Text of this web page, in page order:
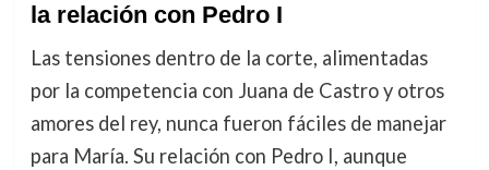
la relación con Pedro I
Las tensiones dentro de la corte, alimentadas
por la competencia con Juana de Castro y otros
amores del rey, nunca fueron fáciles de manejar
para María. Su relación con Pedro I, aunque